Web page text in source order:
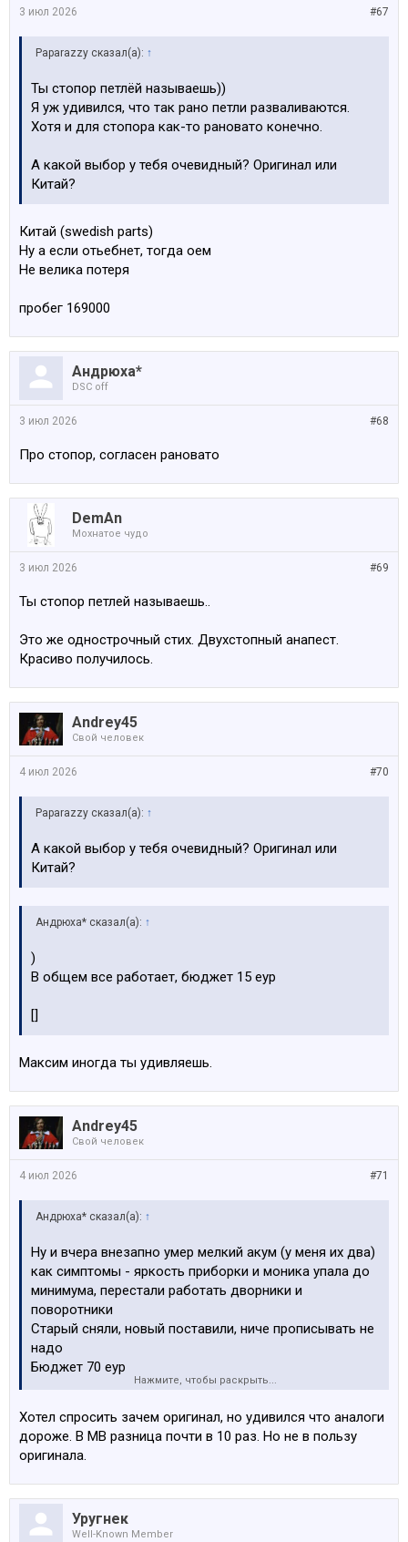
Посмотреть вложение 185517
Посмотреть вложение 185518
Посмотреть вложение 185519
Посмотреть вложение 185520
Посмотреть вложение 185521
#67
3 июл 2026
Paparazzy сказал(а): ↑
Ты стопор петлёй называешь))
Я уж удивился, что так рано петли разваливаются.
Хотя и для стопора как-то рановато конечно.
А какой выбор у тебя очевидный? Оригинал или
Китай?
Китай (swedish parts)
Ну а если отьебнет, тогда оем
Не велика потеря
пробег 169000
Андрюха*
DSC off
#68
3 июл 2026
Про стопор, согласен рановато
DemAn
Мохнатое чудо
#69
3 июл 2026
Ты стопор петлей называешь..
Это же однострочный стих. Двухстопный анапест.
Красиво получилось.
Andrey45
Свой человек
#70
4 июл 2026
Paparazzy сказал(а): ↑
А какой выбор у тебя очевидный? Оригинал или
Китай?
Андрюха* сказал(а): ↑
)
В общем все работает, бюджет 15 еур
[]
Максим иногда ты удивляешь.
Andrey45
Свой человек
#71
4 июл 2026
Андрюха* сказал(а): ↑
Ну и вчера внезапно умер мелкий акум (у меня их два)
как симптомы - яркость приборки и моника упала до
минимума, перестали работать дворники и
поворотники
Старый сняли, новый поставили, ниче прописывать не
надо
Бюджет 70 еур
Нажмите, чтобы раскрыть...
Хотел спросить зачем оригинал, но удивился что аналоги
дороже. В МВ разница почти в 10 раз. Но не в пользу
оригинала.
Уругнек
Well-Known Member